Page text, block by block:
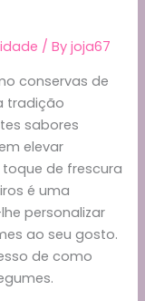
/ Byjoja67
conservas de
tradição
sabores
elevar
de frescura
é uma
personalizar
ao seu gosto.
de como